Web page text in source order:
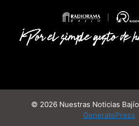
© 2026 Nuestras Noticias Bajío
GeneratePress